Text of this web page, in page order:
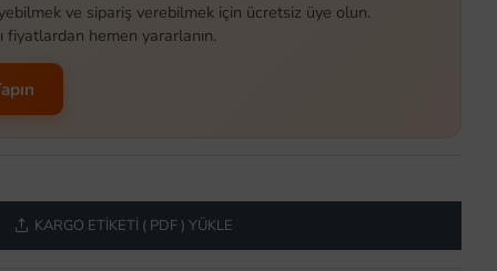
ve sipariş verebilmek için ücretsiz üye olun.
hemen yararlanın.
KARGO ETIKETI ( PDF ) YÜKLE